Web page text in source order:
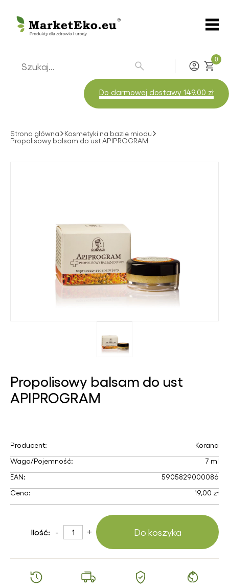
Zaloguj
0
Do darmowej dostawy 149.00 zł
Strona główna
Kosmetyki na bazie miodu
Propolisowy balsam do ust APIPROGRAM
Propolisowy balsam do ust
APIPROGRAM
Producent:
Korana
Waga/Pojemność:
7 ml
EAN:
5905829000086
Cena:
19,00 zł
Ilość: - + Do koszyka